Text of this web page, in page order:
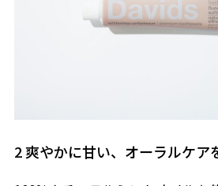
2 爽やかに甘い、オーラルケア